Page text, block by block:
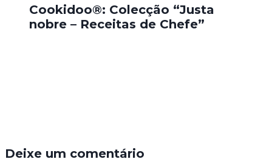
Cookidoo®: Colecção “Justa
nobre – Receitas de Chefe”
Deixe um comentário